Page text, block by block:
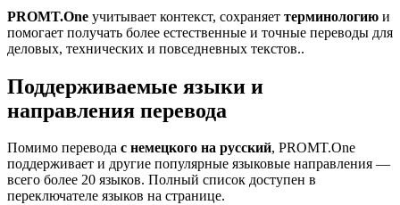
PROMT.One учитывает контекст, сохраняет терминологию и
помогает получать более естественные и точные переводы для
деловых, технических и повседневных текстов..
Поддерживаемые языки и
направления перевода
Помимо перевода с немецкого на русский, PROMT.One
поддерживает и другие популярные языковые направления —
всего более 20 языков. Полный список доступен в
переключателе языков на странице.